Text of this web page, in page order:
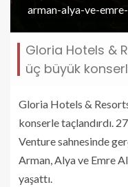
arman-alya-ve-
Gloria Hotels &
üç büyük
Gloria Hotels &
konserle taçlandırdı.
Venture sahnesinde
Arman, Alya ve Emre
yaşattı.